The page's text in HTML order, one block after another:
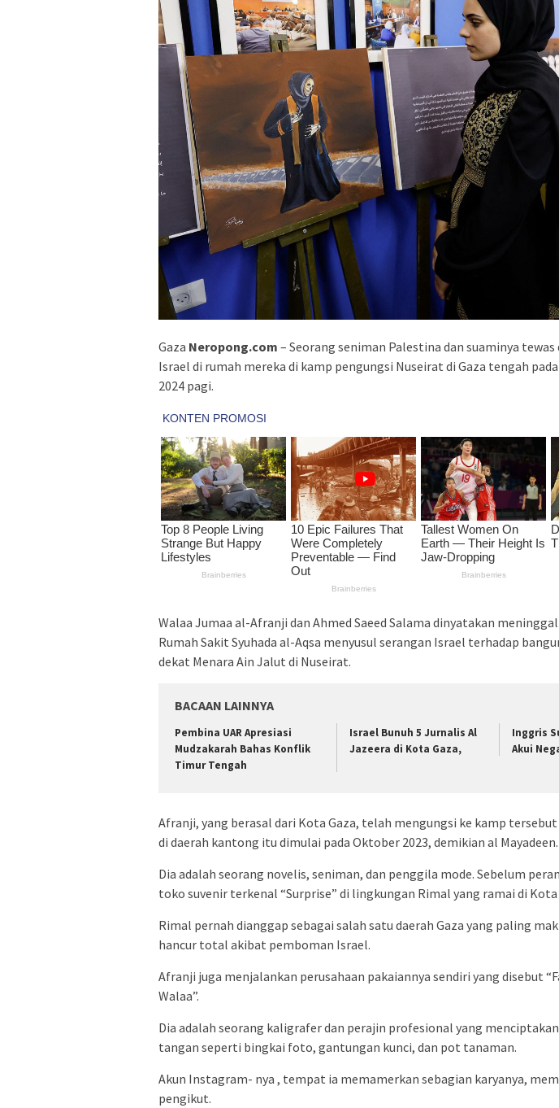
Gaza Neropong.com – Seorang seniman Palestina dan suaminya
Israel di rumah mereka di kamp pengungsi Nuseirat di Gaza tengah
2024 pagi.
Walaa Jumaa al-Afranji dan Ahmed Saeed Salama dinyatakan
Rumah Sakit Syuhada al-Aqsa menyusul serangan Israel terhadap
dekat Menara Ain Jalut di Nuseirat.
BACAAN LAINNYA
Pembina UAR Apresiasi
Mudzakarah Bahas Konflik
Timur Tengah
Israel Bunuh 5 Jurnalis Al
Jazeera di Kota Gaza,
Inggris
Akui
Afranji, yang berasal dari Kota Gaza, telah mengungsi ke kamp
di daerah kantong itu dimulai pada Oktober 2023, demikian al Mayadeen.
Dia adalah seorang novelis, seniman, dan penggila mode. Sebelum
toko suvenir terkenal “Surprise” di lingkungan Rimal yang ramai di Kota
Rimal pernah dianggap sebagai salah satu daerah Gaza yang paling
hancur total akibat pemboman Israel.
Afranji juga menjalankan perusahaan pakaiannya sendiri yang disebut
Walaa”.
Dia adalah seorang kaligrafer dan perajin profesional yang
tangan seperti bingkai foto, gantungan kunci, dan pot tanaman.
Akun Instagram- nya , tempat ia memamerkan sebagian karyanya,
pengikut.